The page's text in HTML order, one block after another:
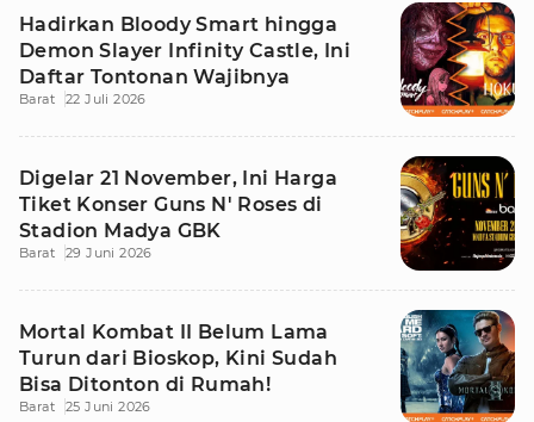
Hadirkan Bloody Smart hingga
Demon Slayer Infinity Castle, Ini
Daftar Tontonan Wajibnya
Barat 22 Juli 2026
Digelar 21 November, Ini Harga
Tiket Konser Guns N' Roses di
Stadion Madya GBK
Barat 29 Juni 2026
Mortal Kombat II Belum Lama
Turun dari Bioskop, Kini Sudah
Bisa Ditonton di Rumah!
Barat 25 Juni 2026